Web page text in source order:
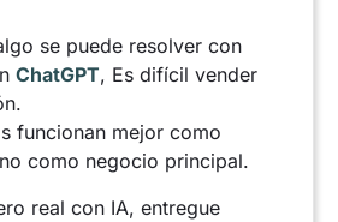
se puede resolver con
ChatGPT, Es difícil vender
funcionan mejor como
como negocio principal.
real con IA, entregue